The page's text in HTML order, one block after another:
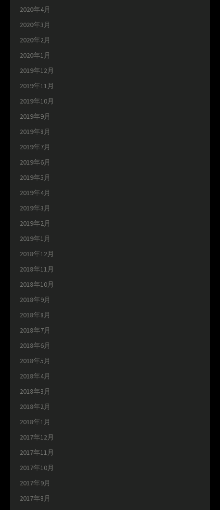
2020年4月
2020年3月
2020年2月
2020年1月
2019年12月
2019年11月
2019年10月
2019年9月
2019年8月
2019年7月
2019年6月
2019年5月
2019年4月
2019年3月
2019年2月
2019年1月
2018年12月
2018年11月
2018年10月
2018年9月
2018年8月
2018年7月
2018年6月
2018年5月
2018年4月
2018年3月
2018年2月
2018年1月
2017年12月
2017年11月
2017年10月
2017年9月
2017年8月